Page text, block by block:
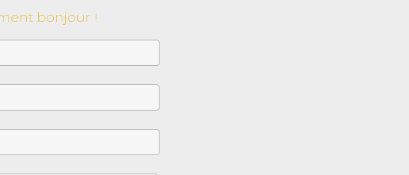
bonjour !